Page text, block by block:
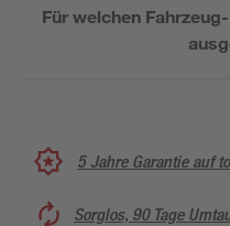
Für welchen
5 Jahre Garantie auf
Sorglos, 90 Tage